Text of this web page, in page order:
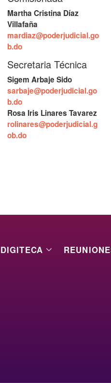
Martha Cristina Díaz
Villafaña
mardiaz@poderjudicial.go
b.do
Secretaria Técnica
Sigem Arbaje Sido
sarbaje@poderjudicial.go
b.do
Rosa Iris Linares Tavarez
rolinares@poderjudicial.g
ob.do
DIGITECA